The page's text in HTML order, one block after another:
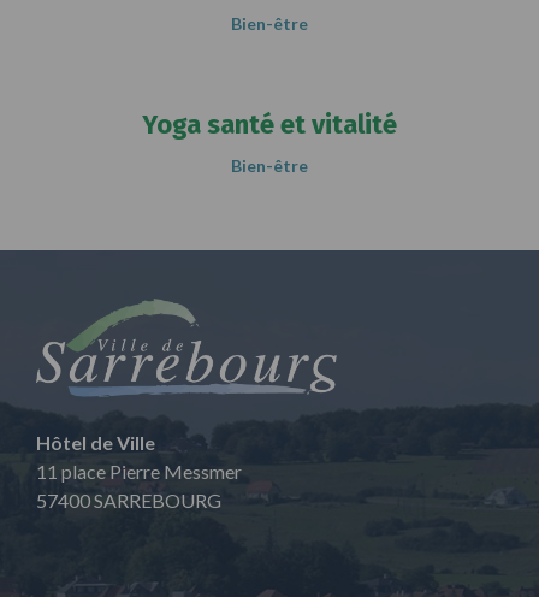
Bien-être
Yoga santé et vitalité
Bien-être
Hôtel de Ville
11 place Pierre Messmer
57400 SARREBOURG